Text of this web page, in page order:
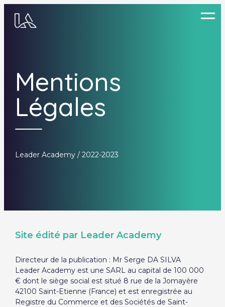
contenu
Mentions
Légales
Leader Academy / 2022-2023
Site édité par Leader Academy
Directeur de la publication : Mr Serge DA SILVA
Leader Academy est une SARL au capital de 100 000
€ dont le siège social est situé 8 rue de la Jomayère
42100 Saint-Etienne (France) et est enregistrée au
Registre du Commerce et des Sociétés de Saint-